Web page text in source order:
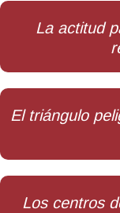
La actitud
El triángulo
Los centros